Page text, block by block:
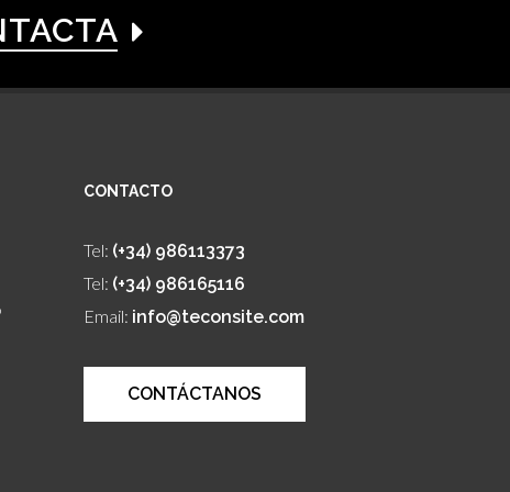
CONTACTO
Tel: (+34) 986113373
Tel: (+34) 986165116
Email: info@teconsite.com
CONTÁCTANOS